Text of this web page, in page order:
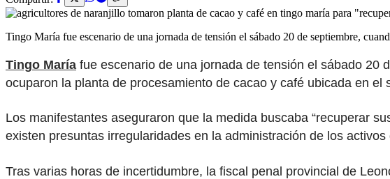
Tingo María fue escenario de una jornada de tensión el sábado 20 de septiembre,
Tingo María fue escenario de una jornada de tensión el sábado 20
ocuparon la planta de procesamiento de cacao y café ubicada en
Los manifestantes aseguraron que la medida buscaba “recuperar
existen presuntas irregularidades en la administración de los
Tras varias horas de incertidumbre, la fiscal penal provincial de